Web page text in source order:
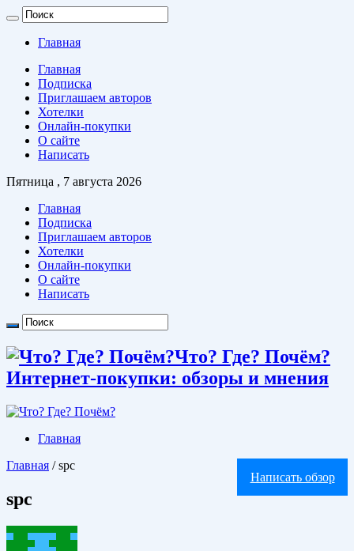
Главная
Главная
Подписка
Приглашаем авторов
Хотелки
Онлайн-покупки
О сайте
Написать
Пятница , 7 августа 2026
Главная
Подписка
Приглашаем авторов
Хотелки
Онлайн-покупки
О сайте
Написать
Что? Где? Почём?
Интернет-покупки: обзоры и мнения
Главная
Написать обзор
Главная / spc
spc